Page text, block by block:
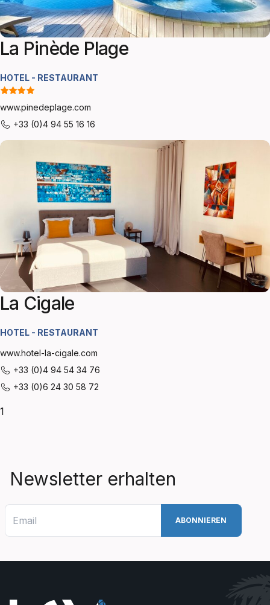
La Pinède Plage
HOTEL - RESTAURANT
www.pinedeplage.com
+33 (0)4 94 55 16 16
La Cigale
HOTEL - RESTAURANT
www.hotel-la-cigale.com
+33 (0)4 94 54 34 76
+33 (0)6 24 30 58 72
1
Newsletter erhalten